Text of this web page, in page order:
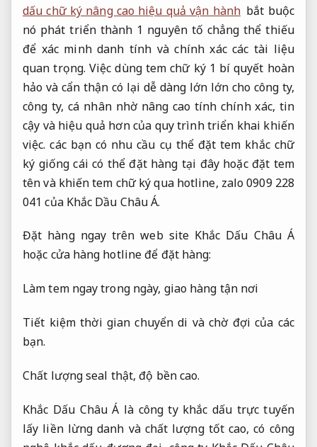
dấu chữ ký nâng cao hiệu quả vận hành bắt buộc
nó phát triển thành 1 nguyên tố chẳng thể thiếu
để xác minh danh tính và chính xác các tài liệu
quan trọng. Việc dùng tem chữ ký 1 bí quyết hoàn
hảo và cẩn thận có lại dễ dàng lớn lớn cho công ty,
công ty, cá nhân nhờ nâng cao tính chính xác, tin
cậy và hiệu quả hơn của quy trình triển khai khiến
việc. các bạn có nhu cầu cụ thể đặt tem khắc chữ
ký giống cái có thể đặt hàng tại đây hoặc đặt tem
tên và khiến tem chữ ký qua hotline, zalo 0909 228
041 của Khắc Dầu Châu Á.
Đặt hàng ngay trên web site Khắc Dấu Châu Á
hoặc cửa hàng hotline để đặt hàng:
Làm tem ngay trong ngày, giao hàng tận nơi
Tiết kiệm thời gian chuyển di và chờ đợi của các
bạn.
Chất lượng seal thật, độ bền cao.
Khắc Dấu Châu Á là công ty khắc dấu trực tuyến
lấy liền lừng danh và chất lượng tốt cao, có công